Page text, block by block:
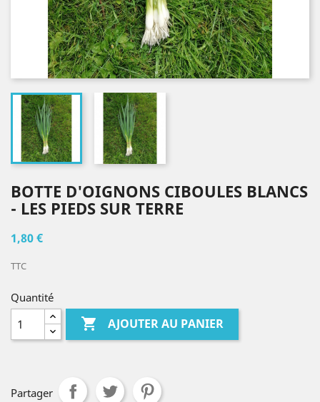
BOTTE D'OIGNONS CIBOULES BLANCS
- LES PIEDS SUR TERRE
1,80 €
TTC
Quantité
 AJOUTER AU PANIER
Partager